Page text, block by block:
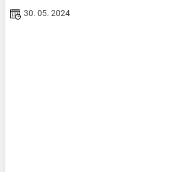
30. 05. 2024